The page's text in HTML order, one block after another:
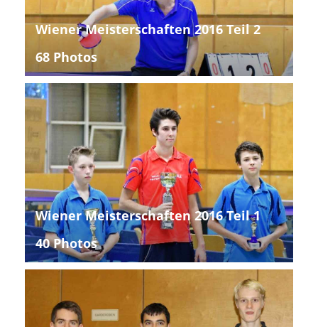
Wiener Meisterschaften 2016 Teil 2
68 Photos
Wiener Meisterschaften 2016 Teil 1
40 Photos